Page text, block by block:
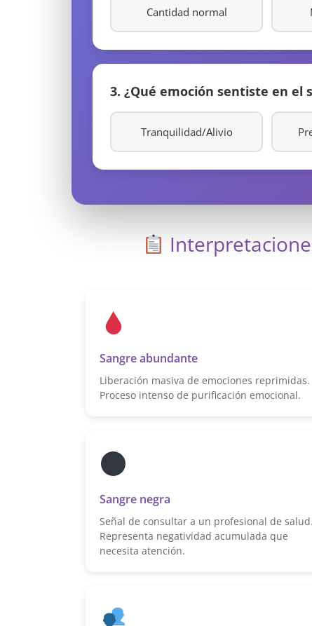
Cantidad normal
3. ¿Qué emoción sentiste en el
Tranquilidad/Alivio
Sangre abundante
Liberación masiva de emociones reprimidas.
Proceso intenso de purificación emocional.
Sangre negra
Señal de consultar a un profesional de salud.
Representa negatividad acumulada que
necesita atención.